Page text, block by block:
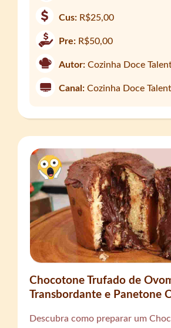
Cus: R$25,00
Pre: R$50,00
Autor: Cozinha Doce
Canal: Cozinha Doce
Chocotone Trufado de
Transbordante e Panetone
Descubra como preparar um